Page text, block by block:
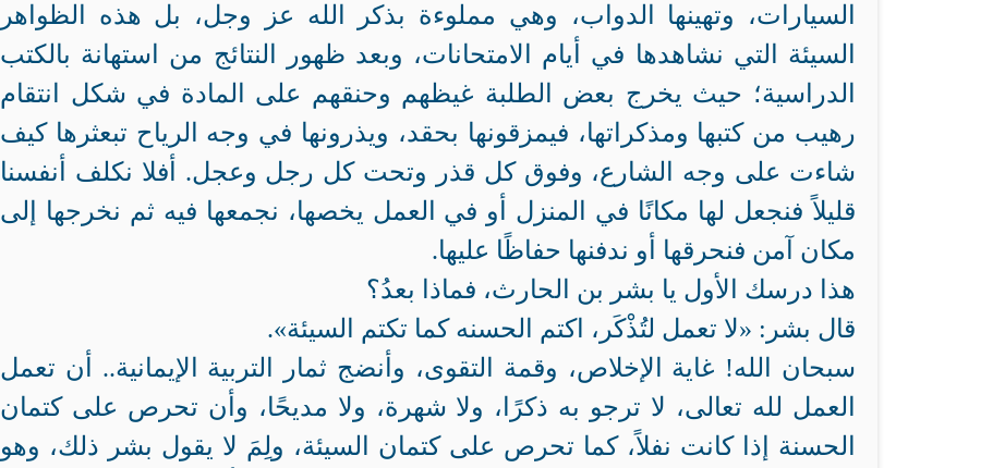
السيارات، وتهينها الدواب، وهي مملوءة بذكر الله عز وجل، بل هذه الظواهر
السيئة التي نشاهدها في أيام الامتحانات، وبعد ظهور النتائج من استهانة بالكتب
الدراسية؛ حيث يخرج بعض الطلبة غيظهم وحنقهم على المادة في شكل انتقام
رهيب من كتبها ومذكراتها، فيمزقونها بحقد، ويذرونها في وجه الرياح تبعثرها كيف
شاءت على وجه الشارع، وفوق كل قذر وتحت كل رجل وعجل. أفلا نكلف أنفسنا
قليلاً فنجعل لها مكانًا في المنزل أو في العمل يخصها، نجمعها فيه ثم نخرجها إلى
مكان آمن فنحرقها أو ندفنها حفاظًا عليها.
هذا درسك الأول يا بشر بن الحارث، فماذا بعدُ؟
قال بشر: «لا تعمل لتُذْكَر، اكتم الحسنه كما تكتم السيئة».
سبحان الله! غاية الإخلاص، وقمة التقوى، وأنضج ثمار التربية الإيمانية.. أن تعمل
العمل لله تعالى، لا ترجو به ذكرًا، ولا شهرة، ولا مديحًا، وأن تحرص على كتمان
الحسنة إذا كانت نفلاً، كما تحرص على كتمان السيئة، ولِمَ لا يقول بشر ذلك، وهو